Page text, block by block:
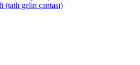
(tatlı gelin çantası)